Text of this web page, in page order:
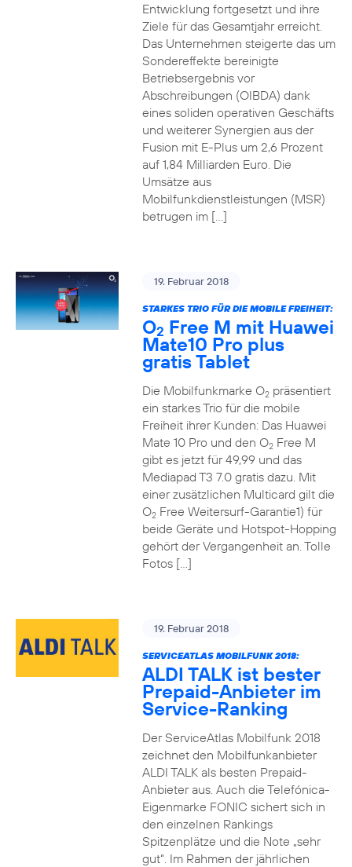
Entwicklung fortgesetzt und ihre
Ziele für das Gesamtjahr erreicht.
Das Unternehmen steigerte das um
Sondereffekte bereinigte
Betriebsergebnis vor
Abschreibungen (OIBDA) dank
eines soliden operativen Geschäfts
und weiterer Synergien aus der
Fusion mit E-Plus um 2,6 Prozent
auf 1,84 Milliarden Euro. Die
Umsätze aus
Mobilfunkdienstleistungen (MSR)
betrugen im […]
19. Februar 2018
STARKES TRIO FÜR DIE MOBILE FREIHEIT:
O2 Free M mit Huawei
Mate10 Pro plus
gratis Tablet
Die Mobilfunkmarke O2präsentiert
ein starkes Trio für die mobile
Freiheit ihrer Kunden: Das Huawei
Mate 10 Pro und den O2Free M
gibt es jetzt für 49,99 und das
Mediapad T3 7.0 gratis dazu. Mit
einer zusätzlichen Multicard gilt die
O2Free Weitersurf-Garantie1) für
beide Geräte und Hotspot-Hopping
gehört der Vergangenheit an. Tolle
Fotos […]
19. Februar 2018
SERVICEATLAS MOBILFUNK 2018:
ALDI TALK ist bester
Prepaid-Anbieter im
Service-Ranking
Der ServiceAtlas Mobilfunk 2018
zeichnet den Mobilfunkanbieter
ALDI TALK als besten Prepaid-
Anbieter aus. Auch die Telefónica-
Eigenmarke FONIC sichert sich in
den einzelnen Rankings
Spitzenplätze und die Note „sehr
gut“. Im Rahmen der jährlichen